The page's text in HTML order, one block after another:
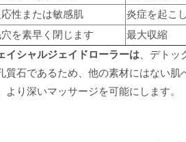
応性または敏感肌
炎症を起こ
を素早く閉じます
最大収縮
イシャルジェイドローラーは 、デト
質石であるため、他の素材にはない
り深いマッサージを可能にします。